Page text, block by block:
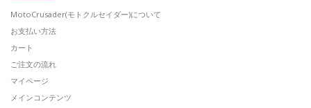
MotoCrusader(モトクルセイダー)について
お支払い方法
カート
ご注文の流れ
マイページ
メインコンテンツ